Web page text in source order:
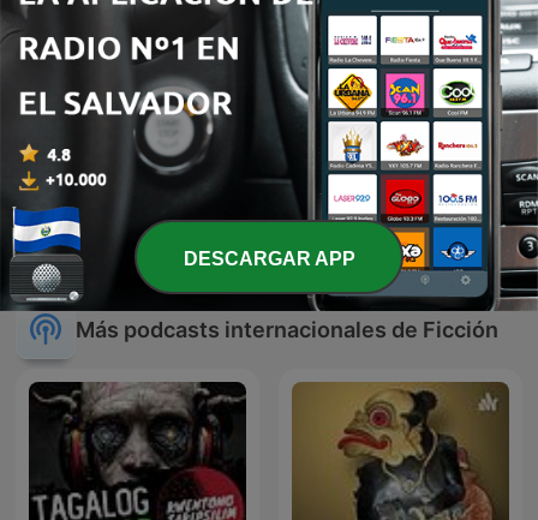
Dante Morán Paranormal Relatos de la Penumbra
Más podcasts internacionales de Ficción
DESCARGAR APP